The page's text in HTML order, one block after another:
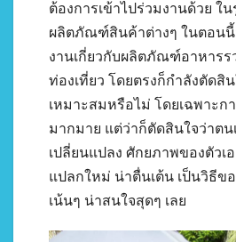
ต้องการเข้าไปร่วมงานด้วย ใ
ผลิตภัณฑ์สินค้าต่างๆ ในตอน
งานเกี่ยวกับผลิตภัณฑ์อาหารร
ท่องเที่ยว โดยตรงก็กำลังตัดสิ
เหมาะสมหรือไม่ โดยเฉพาะก
มากมาย แต่ว่าก็ตัดสินใจว่าตน
เปลี่ยนแปลง ศักยภาพของตัวเ
แปลกใหม่ น่าตื่นเต้น เป็นวิธีข
เน้นๆ น่าสนใจสุดๆ เลย